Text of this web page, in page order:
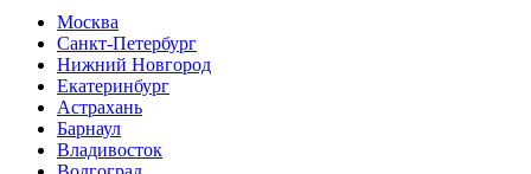
Москва
Санкт-Петербург
Нижний Новгород
Екатеринбург
Астрахань
Барнаул
Владивосток